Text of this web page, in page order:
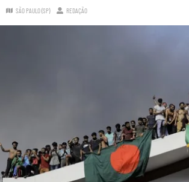
SÃO PAULO (SP) REDAÇÃO